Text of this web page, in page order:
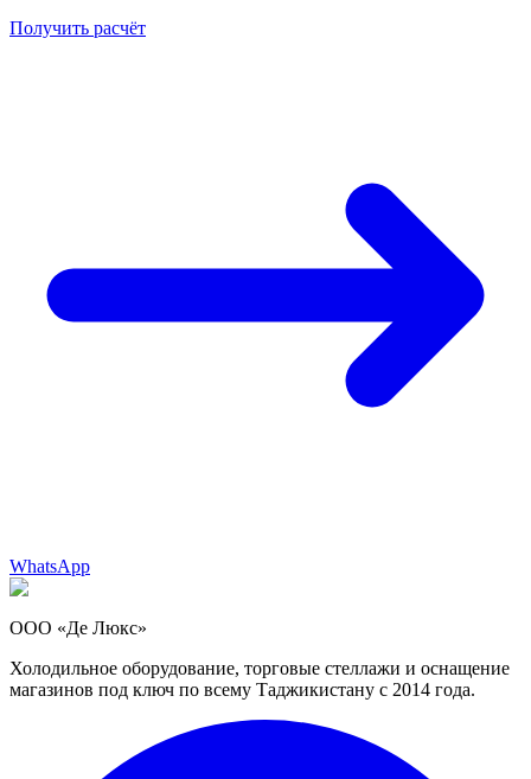
Получить расчёт
WhatsApp
ООО «Де Люкс»
Холодильное оборудование, торговые стеллажи и оснащение
магазинов под ключ по всему Таджикистану с 2014 года.